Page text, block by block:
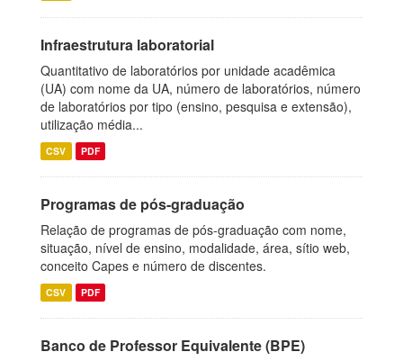
Infraestrutura laboratorial
Quantitativo de laboratórios por unidade acadêmica
(UA) com nome da UA, número de laboratórios, número
de laboratórios por tipo (ensino, pesquisa e extensão),
utilização média...
CSV PDF
Programas de pós-graduação
Relação de programas de pós-graduação com nome,
situação, nível de ensino, modalidade, área, sítio web,
conceito Capes e número de discentes.
CSV PDF
Banco de Professor Equivalente (BPE)